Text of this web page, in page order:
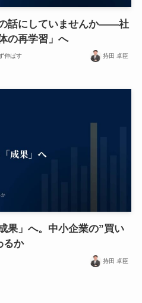
話にしていませんか——社
の再学習」へ
伸ばす 持田 卓臣
果」へ。中小企業の”買い
るか
持田 卓臣